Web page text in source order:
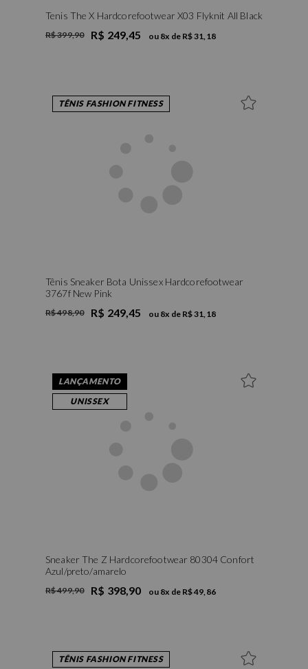
Tenis The X Hardcorefootwear X03 Flyknit All Black
R$ 399,90 R$ 249,45 ou 8x de R$ 31,18
TÊNIS FASHION FITNESS
Tênis Sneaker Bota Unissex Hardcorefootwear
3767f New Pink
R$ 498,90 R$ 249,45 ou 8x de R$ 31,18
LANÇAMENTO
UNISSEX
Sneaker The Z Hardcorefootwear 80304 Confort
Azul/preto/amarelo
R$ 499,90 R$ 398,90 ou 8x de R$ 49,86
TÊNIS FASHION FITNESS